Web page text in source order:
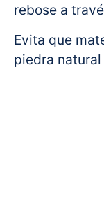
rebose a
Evita que
piedra natural